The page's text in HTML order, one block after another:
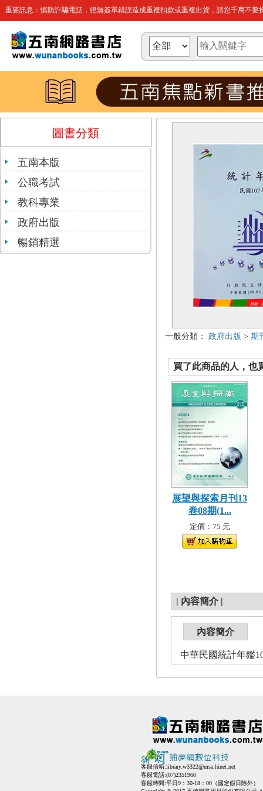
重要訊息：慎防詐騙電話，絕無簽單錯誤造成重複扣款或重複出貨，請您千萬不要
圖書分類
五南本版
公職考試
教科專業
政府出版
暢銷精選
一般分類： 政府出版 > 期
買了此商品的人，也
展望與探索月刊13
卷08期(1...
定價：75 元
| 內容簡介 |
內容簡介
中華民國統計年鑑
客服信箱:library.w3322@msa.hinet.net
客服電話:(07)2351960
客服時間:平日9：30-18：00（國定假日除外）